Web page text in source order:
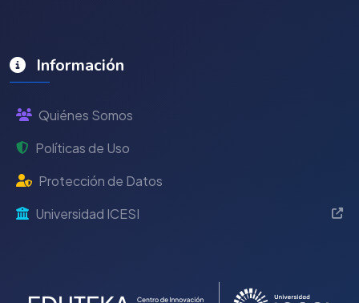
Información
Quiénes Somos
Políticas de Uso
Protección de Datos
Universidad ICESI